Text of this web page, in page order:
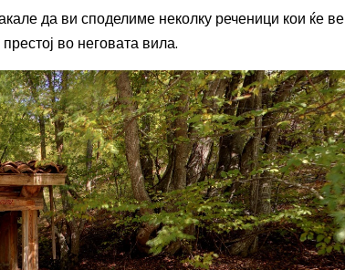
да ви споделиме неколку реченици кои ќе ве
во неговата вила.